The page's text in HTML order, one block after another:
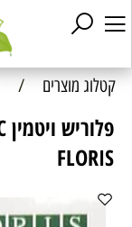
קטלוג מוצרים /
FLORIS